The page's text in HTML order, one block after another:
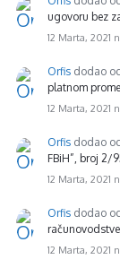
ugovoru bez
12 Marta, 2021
Orfis dodao
platnom
12 Marta, 2021
Orfis dodao
FBiH”, broj 2/
12 Marta, 2021
Orfis dodao
12 Marta, 2021